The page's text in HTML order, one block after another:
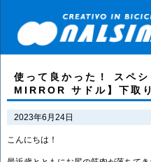
使って良かった！ スペ
MIRROR サドル】下取
2023年6月24日
こんにちは！